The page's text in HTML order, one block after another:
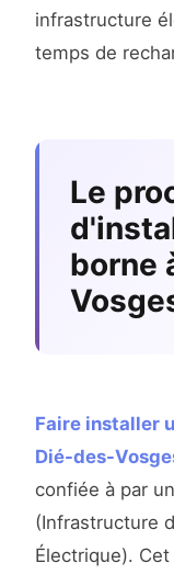
infrastructure
temps de
Le
borne
Faire installer
Dié-des-
confiée à par un
(Infrastructure
Électrique).